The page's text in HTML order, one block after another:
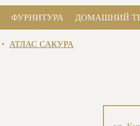
ФУРНИТУРА ДОМАШНИЙ
• АТЛАС САКУРА